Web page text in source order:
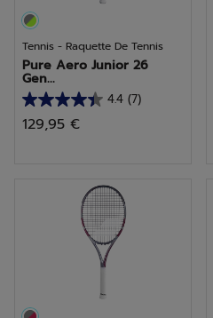
Tennis - Raquette De Tennis
Pure Aero Junior 26
Gen...
4.4 (7)
4.4
sur
129,95 €